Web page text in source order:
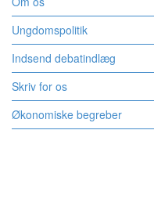
Ungdomspolitik
Indsend debatindlæg
Skriv for os
Økonomiske begreber